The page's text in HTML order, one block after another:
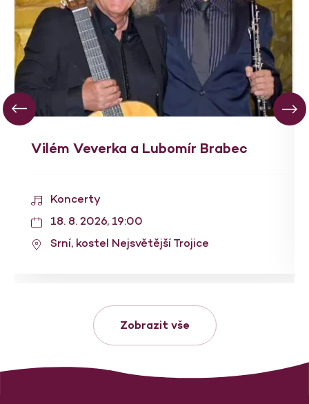
Vilém Veverka a Lubomír Brabec
Koncerty
18. 8. 2026, 19:00
Srní, kostel Nejsvětější Trojice
Zobrazit vše